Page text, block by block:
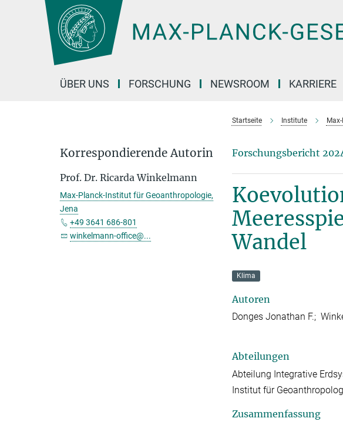
Hauptinhalt
ÜBER UNS FORSCHUNG NEWSROOM KARRIERE
Startseite Institute
Forschungsbericht
Wandel
Klima
Autoren
Donges Jonathan F.;
Abteilungen
Abteilung Integrative
Institut für
Zusammenfassung
Korrespondierende Autorin
Prof. Dr. Ricarda Winkelmann
Max-Planck-Institut für Geoanthropologie,
Jena
+49 3641 686-801
winkelmann-office@...